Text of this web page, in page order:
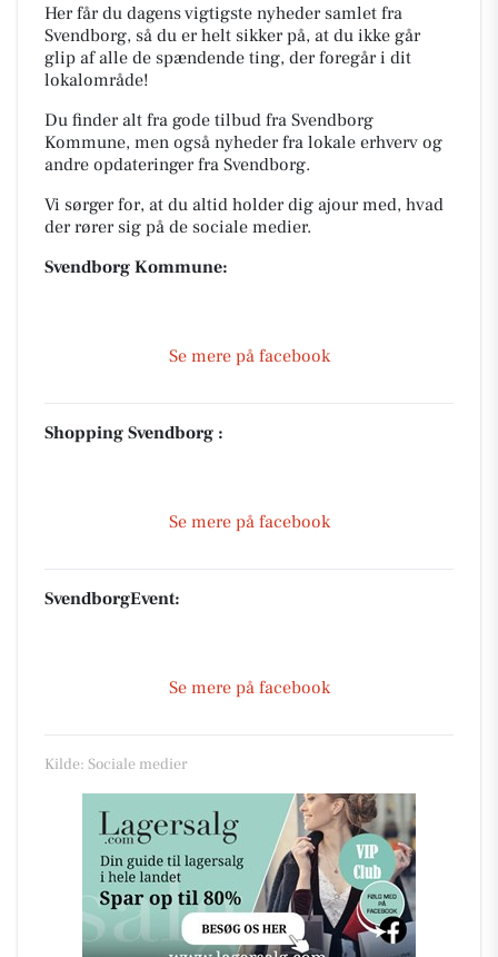
Her får du dagens vigtigste nyheder samlet fra
Svendborg, så du er helt sikker på, at du ikke går
glip af alle de spændende ting, der foregår i dit
lokalområde!
Du finder alt fra gode tilbud fra Svendborg
Kommune, men også nyheder fra lokale erhverv og
andre opdateringer fra Svendborg.
Vi sørger for, at du altid holder dig ajour med, hvad
der rører sig på de sociale medier.
Svendborg Kommune:
Se mere på facebook
Shopping Svendborg :
Se mere på facebook
SvendborgEvent:
Se mere på facebook
Kilde: Sociale medier